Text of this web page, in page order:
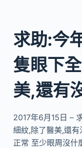
求助:今
隻眼下
美,還有
2017年6月15日 –
細紋,除了醫美,還
正常 至少眼周沒什